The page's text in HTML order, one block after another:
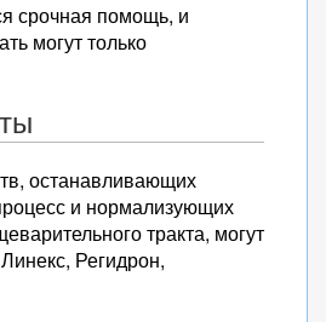
срочная помощь, и
могут только
останавливающих
и нормализующих
тракта, могут
Регидрон,